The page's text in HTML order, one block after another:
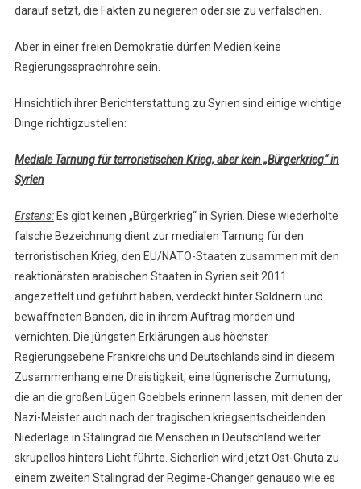
darauf setzt, die Fakten zu negieren oder sie zu verfälschen.
Aber in einer freien Demokratie dürfen Medien keine
Regierungssprachrohre sein.
Hinsichtlich ihrer Berichterstattung zu Syrien sind einige wichtige
Dinge richtigzustellen:
Mediale Tarnung für terroristischen Krieg, aber kein „Bürgerkrieg“ in
Syrien
Erstens:Es gibt keinen „Bürgerkrieg“ in Syrien. Diese wiederholte
falsche Bezeichnung dient zur medialen Tarnung für den
terroristischen Krieg, den EU/NATO-Staaten zusammen mit den
reaktionärsten arabischen Staaten in Syrien seit 2011
angezettelt und geführt haben, verdeckt hinter Söldnern und
bewaffneten Banden, die in ihrem Auftrag morden und
vernichten. Die jüngsten Erklärungen aus höchster
Regierungsebene Frankreichs und Deutschlands sind in diesem
Zusammenhang eine Dreistigkeit, eine lügnerische Zumutung,
die an die großen Lügen Goebbels erinnern lassen, mit denen der
Nazi-Meister auch nach der tragischen kriegsentscheidenden
Niederlage in Stalingrad die Menschen in Deutschland weiter
skrupellos hinters Licht führte. Sicherlich wird jetzt Ost-Ghuta zu
einem zweiten Stalingrad der Regime-Changer genauso wie es